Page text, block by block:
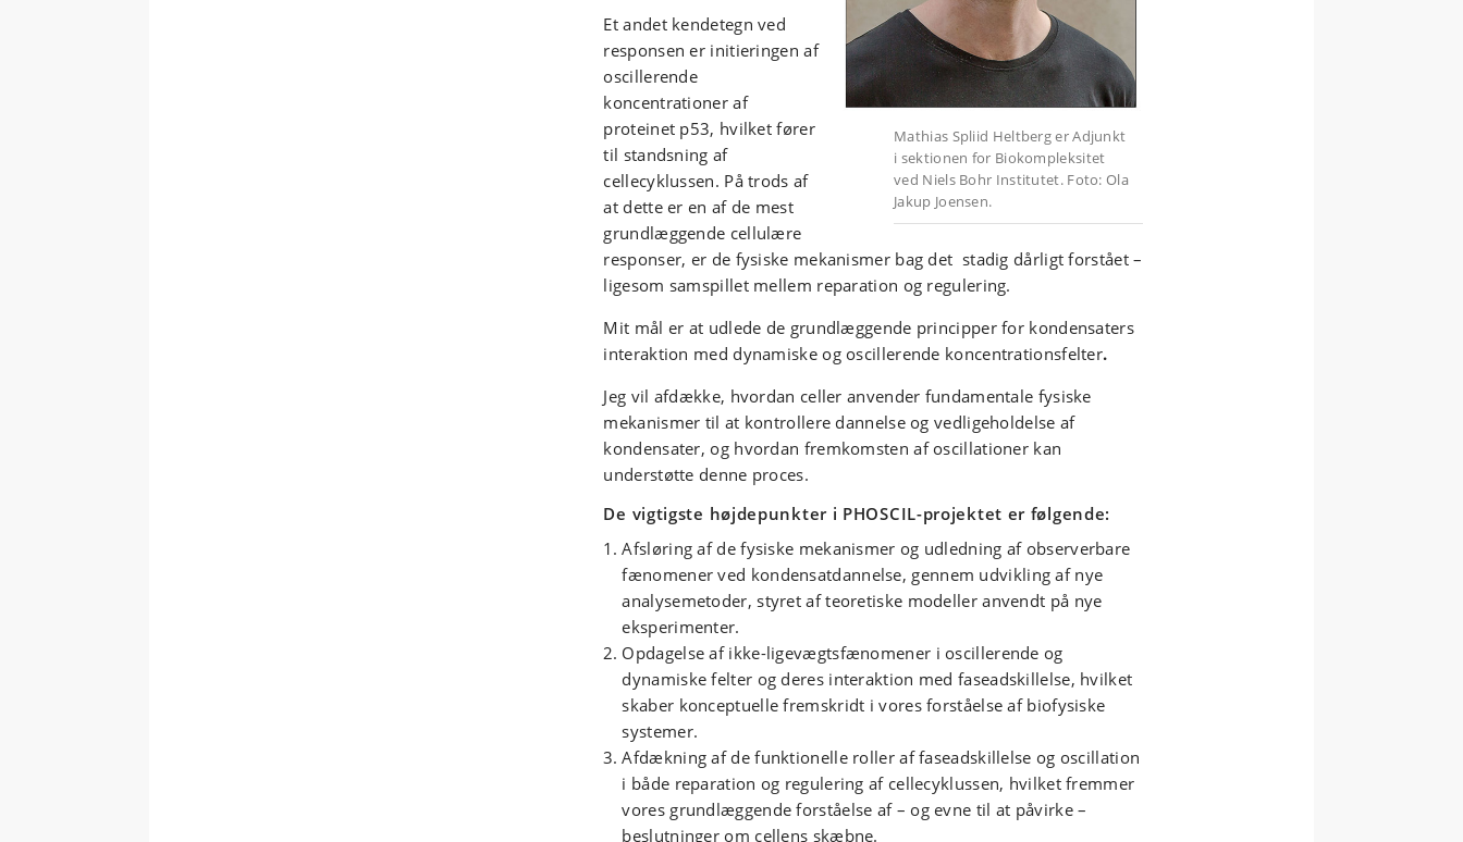
Mathias Spliid Heltberg er Adjunkt
i sektionen for Biokompleksitet
ved Niels Bohr Institutet. Foto: Ola
Jakup Joensen.
Et andet kendetegn ved
responsen er initieringen af
oscillerende
koncentrationer af
proteinet p53, hvilket fører
til standsning af
cellecyklussen. På trods af
at dette er en af de mest
grundlæggende cellulære
responser, er de fysiske mekanismer bag det stadig dårligt forstået –
ligesom samspillet mellem reparation og regulering.
Mit mål er at udlede de grundlæggende principper for kondensaters
interaktion med dynamiske og oscillerende koncentrationsfelter.
Jeg vil afdække, hvordan celler anvender fundamentale fysiske
mekanismer til at kontrollere dannelse og vedligeholdelse af
kondensater, og hvordan fremkomsten af oscillationer kan
understøtte denne proces.
De vigtigste højdepunkter i PHOSCIL-projektet er følgende:
Afsløring af de fysiske mekanismer og udledning af observerbare
fænomener ved kondensatdannelse, gennem udvikling af nye
analysemetoder, styret af teoretiske modeller anvendt på nye
eksperimenter.
Opdagelse af ikke-ligevægtsfænomener i oscillerende og
dynamiske felter og deres interaktion med faseadskillelse, hvilket
skaber konceptuelle fremskridt i vores forståelse af biofysiske
systemer.
Afdækning af de funktionelle roller af faseadskillelse og oscillation
i både reparation og regulering af cellecyklussen, hvilket fremmer
vores grundlæggende forståelse af – og evne til at påvirke –
beslutninger om cellens skæbne.